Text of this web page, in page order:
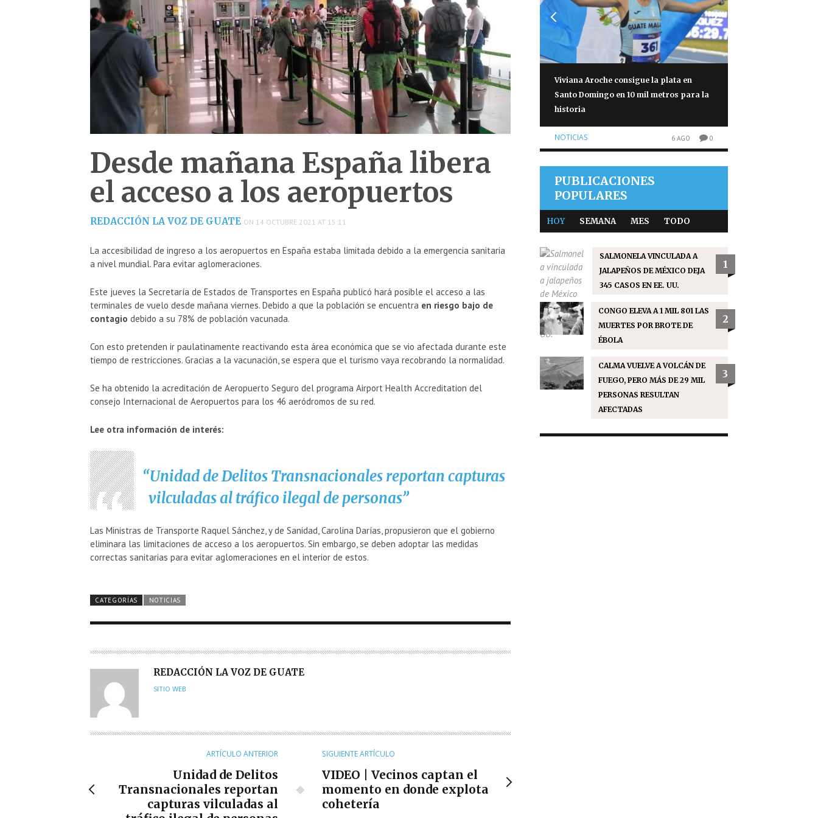
Desde mañana España libera
el acceso a los aeropuertos
REDACCIÓN LA VOZ DE GUATE ON 14 OCTUBRE 2021 AT 15:11
La accesibilidad de ingreso a los aeropuertos en España estaba limitada debido a la emergencia sanitaria
a nivel mundial. Para evitar aglomeraciones.
Este jueves la Secretaría de Estados de Transportes en España publicó hará posible el acceso a las
terminales de vuelo desde mañana viernes. Debido a que la población se encuentra en riesgo bajo de
contagio debido a su 78% de población vacunada.
Con esto pretenden ir paulatinamente reactivando esta área económica que se vio afectada durante este
tiempo de restricciones. Gracias a la vacunación, se espera que el turismo vaya recobrando la normalidad.
Se ha obtenido la acreditación de Aeropuerto Seguro del programa Airport Health Accreditation del
consejo Internacional de Aeropuertos para los 46 aeródromos de su red.
Lee otra información de interés:
Unidad de Delitos Transnacionales reportan capturas
vilculadas al tráfico ilegal de personas
Las Ministras de Transporte Raquel Sánchez, y de Sanidad, Carolina Darías, propusieron que el gobierno
eliminara las limitaciones de acceso a los aeropuertos. Sin embargo, se deben adoptar las medidas
correctas sanitarias para evitar aglomeraciones en el interior de estos.
CATEGORÍAS NOTICIAS
A
U
R
REDACCIÓN LA VOZ DE GUATE
SITIO WEB
ARTÍCULO ANTERIOR
Unidad de Delitos
Transnacionales reportan
capturas vilculadas al
SIGUIENTE ARTÍCULO
VIDEO | Vecinos captan el
momento en donde explota
cohetería
Viviana Aroche consigue la plata en
Santo Domingo en 10 mil metros para la
historia
NOTICIAS 6 AGO 0
FIFA admite errores tras fallido plan de
privatizar el Mundial
NOTICIAS
PUBLICACIONES
POPULARES
HOY SEMANA MES TODO
SALMONELA VINCULADA A
JALAPEÑOS DE MÉXICO DEJA
345 CASOS EN EE. UU.
1
CONGO ELEVA A 1 MIL 801 LAS
MUERTES POR BROTE DE
ÉBOLA
2
CALMA VUELVE A VOLCÁN DE
FUEGO, PERO MÁS DE 29 MIL
PERSONAS RESULTAN
AFECTADAS
3